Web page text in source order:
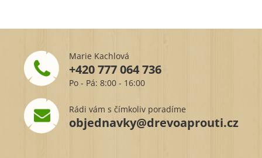
Marie Kachlová
+420 777 064 736
Po - Pá: 8:00 - 16:00
objednavky@drevoaprouti.cz
Rádi vám s čímkoliv poradíme